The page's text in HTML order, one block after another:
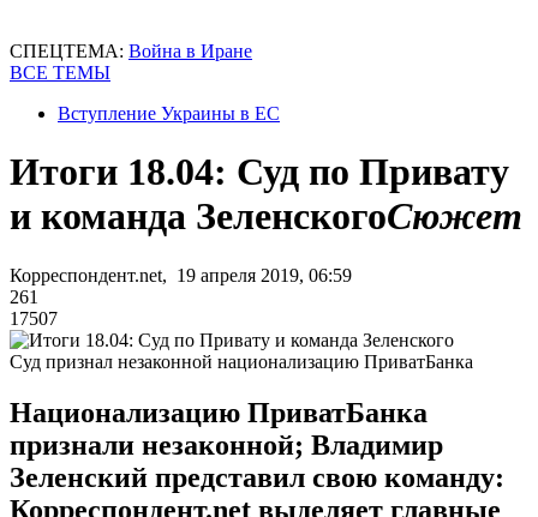
СПЕЦТЕМА: Война в Иране
ВСЕ ТЕМЫ
Вступление Украины в ЕС
Итоги 18.04: Суд по Привату
и команда ЗеленскогоСюжет
Корреспондент.net, 19 апреля 2019, 06:59
261
17507
Суд признал незаконной национализацию ПриватБанка
Национализацию ПриватБанка
признали незаконной; Владимир
Зеленский представил свою команду:
Корреспондент.net выделяет главные